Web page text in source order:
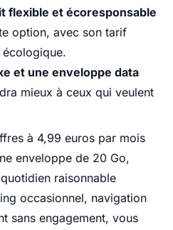
flexible et écoresponsable
option, avec son tarif
écologique.
et une enveloppe data
mieux à ceux qui veulent
à 4,99 euros par mois
enveloppe de 20 Go,
raisonnable
occasionnel, navigation
sans engagement, vous